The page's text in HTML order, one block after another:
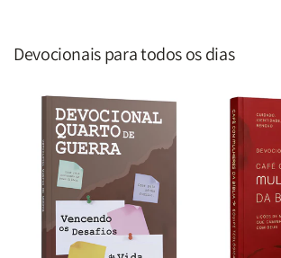
Devocionais para todos os dias